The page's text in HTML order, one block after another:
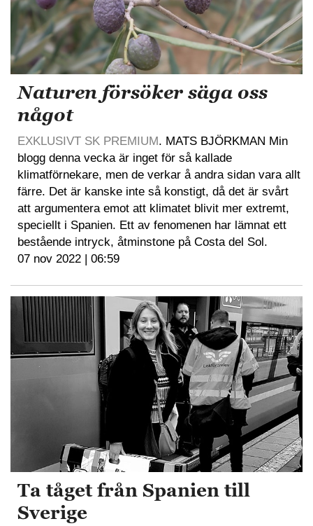
Naturen försöker säga oss
något
EXKLUSIVT SK PREMIUM. MATS BJÖRKMAN Min
blogg denna vecka är inget för så kallade
klimatförnekare, men de verkar å andra sidan vara allt
färre. Det är kanske inte så konstigt, då det är svårt
att argumentera emot att klimatet blivit mer extremt,
speciellt i Spanien. Ett av fenomenen har lämnat ett
bestående intryck, åtminstone på Costa del Sol.
07 nov 2022 | 06:59
Ta tåget från Spanien till
Sverige